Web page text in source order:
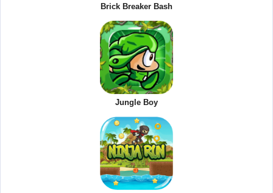
Brick Breaker Bash
Jungle Boy